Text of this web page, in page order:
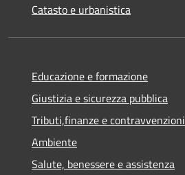
Catasto e urbanistica
Educazione e formazione
Giustizia e sicurezza pubblica
Tributi,finanze e contravvenzioni
Ambiente
Salute, benessere e assistenza